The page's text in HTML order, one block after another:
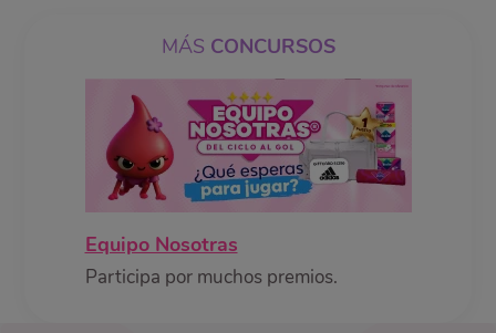
MÁS CONCURSOS
Equipo Nosotras
Participa por muchos premios.